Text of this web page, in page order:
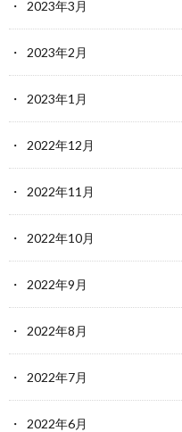
2023年3月
2023年2月
2023年1月
2022年12月
2022年11月
2022年10月
2022年9月
2022年8月
2022年7月
2022年6月